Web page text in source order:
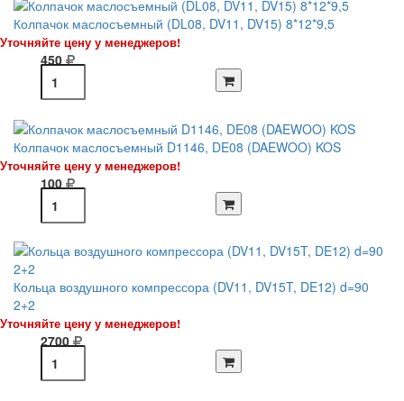
Колпачок маслосъемный (DL08, DV11, DV15) 8*12*9,5
Уточняйте цену у менеджеров!
450
Колпачок маслосъемный D1146, DE08 (DAEWOO) KOS
Уточняйте цену у менеджеров!
100
Кольца воздушного компрессора (DV11, DV15T, DE12) d=90
2+2
Уточняйте цену у менеджеров!
2700